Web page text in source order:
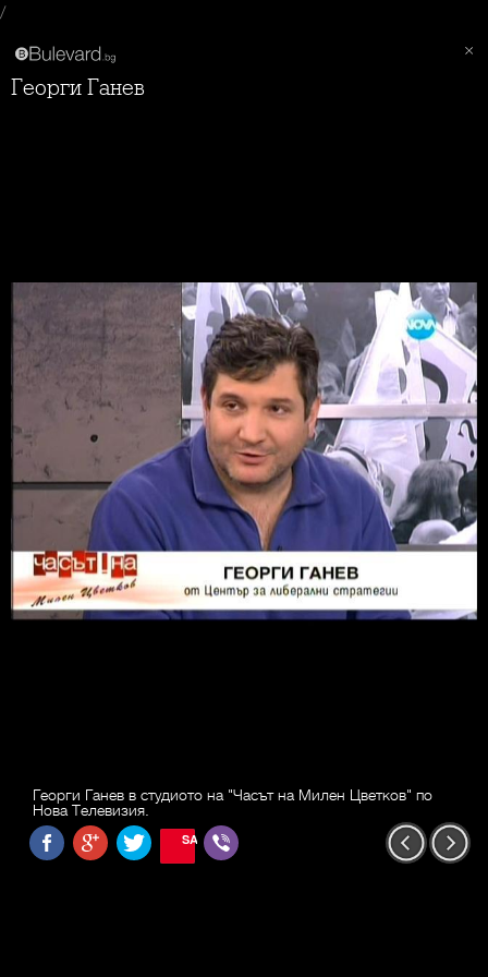
/
Георги Ганев
Георги Ганев в студиото на "Часът на Милен Цветков" по
Нова Телевизия.
SAVE